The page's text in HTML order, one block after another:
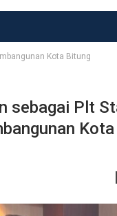
Kota Bitung
sebagai Plt
Kota